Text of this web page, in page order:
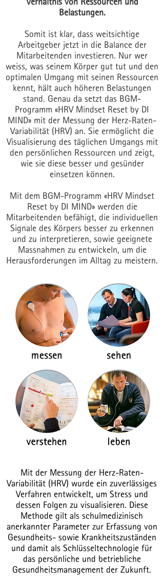
Belastungen.
Somit ist klar, dass weitsichtige
Arbeitgeber jetzt in die Balance der
Mitarbeitenden investieren. Nur wer
weiss, was seinem Körper gut tut und den
optimalen Umgang mit seinen Ressourcen
kennt, hält auch höheren Belastungen
stand. Genau da setzt das BGM-
Programm «HRV Mindset Reset by DI
MIND» mit der Messung der Herz-Raten-
Variabilität (HRV) an. Sie ermöglicht die
Visualisierung des täglichen Umgangs mit
den persönlichen Ressourcen und zeigt,
wie sie diese besser und gesünder
einsetzen können.
Mit dem BGM-Programm «HRV Mindset
Reset by DI MIND» werden die
Mitarbeitenden befähigt, die individuellen
Signale des Körpers besser zu erkennen
und zu interpretieren, sowie geeignete
Massnahmen zu entwickeln, um die
Herausforderungen im Alltag zu meistern.
Mit der Messung der Herz-Raten-
Variabilität (HRV) wurde ein zuverlässiges
Verfahren entwickelt, um Stress und
dessen Folgen zu visualisieren. Diese
Methode gilt als schulmedizinisch
anerkannter Parameter zur Erfassung von
Gesundheits- sowie Krankheitszuständen
und damit als Schlüsseltechnologie für
das persönliche und betriebliche
Gesundheitsmanagement der Zukunft.